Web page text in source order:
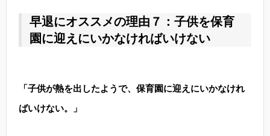
早退にオススメの理由７：子供を保育
園に迎えにいかなければいけない
「子供が熱を出したようで、保育園に迎えにいかなけれ
ばいけない。」